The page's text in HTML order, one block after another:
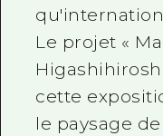
Le projet «
cette
le paysage